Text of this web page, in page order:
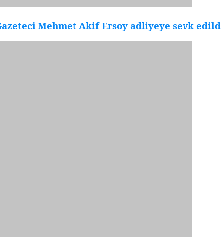
Mehmet Akif Ersoy adliyeye sevk